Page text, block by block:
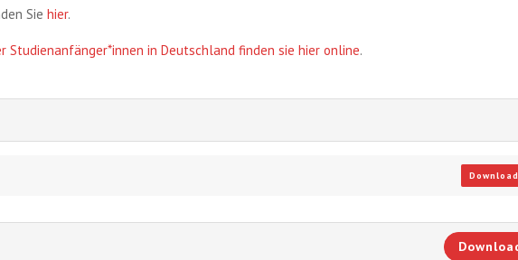
Sie hier.
Studienanfänger*innen in Deutschland finden sie hier online.
Download